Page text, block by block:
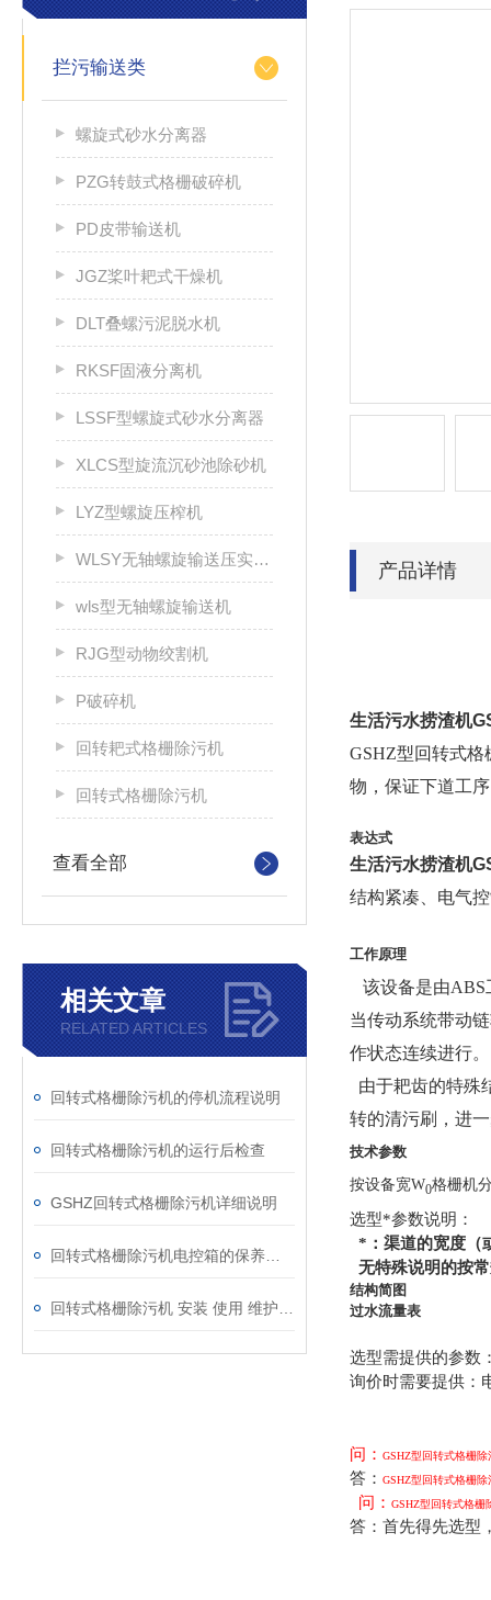
拦污输送类
螺旋式砂水分离器
PZG转鼓式格栅破碎机
PD皮带输送机
JGZ桨叶耙式干燥机
DLT叠螺污泥脱水机
RKSF固液分离机
LSSF型螺旋式砂水分离器
XLCS型旋流沉砂池除砂机
LYZ型螺旋压榨机
WLSY无轴螺旋输送压实一体机
wls型无轴螺旋输送机
RJG型动物绞割机
P破碎机
回转耙式格栅除污机
回转式格栅除污机
查看全部
相关文章
RELATED ARTICLES
回转式格栅除污机的停机流程说明
回转式格栅除污机的运行后检查
GSHZ回转式格栅除污机详细说明
产品详情
生活污水捞渣机
GSHZ型回转式
物，保证下道工
表达式
生活污水捞渣机
结构紧凑、电气
工作原理
该设备是由ABS
当传动系统带动
作状态连续进行。
由于耙齿的特殊
转的清污刷，进
技术参数
按设备宽W0格栅机
选型*参数说明：
*：渠道的宽度（
无特殊说明的按
结构简图
过水流量表
选型需提供的参数
询价时需要提供：
问： GSHZ型回转式格栅除
答： GSHZ型回转式格栅除
问： GSHZ型回转式格栅
答：首先得先选型